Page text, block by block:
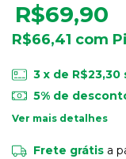
R$69,90
R$66,41 com
3 x de R$23,30
5% de
Ver mais detalhes
Frete grátis a